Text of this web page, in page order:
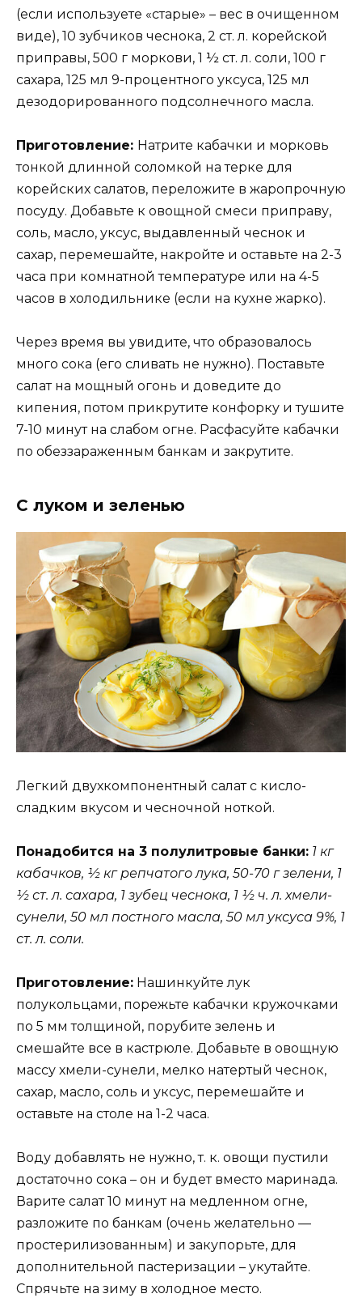
(если используете «старые» – вес в очищенном
виде), 10 зубчиков чеснока, 2 ст. л. корейской
приправы, 500 г моркови, 1 ½ ст. л. соли, 100 г
сахара, 125 мл 9-процентного уксуса, 125 мл
дезодорированного подсолнечного масла.
Приготовление: Натрите кабачки и морковь
тонкой длинной соломкой на терке для
корейских салатов, переложите в жаропрочную
посуду. Добавьте к овощной смеси приправу,
соль, масло, уксус, выдавленный чеснок и
сахар, перемешайте, накройте и оставьте на 2-3
часа при комнатной температуре или на 4-5
часов в холодильнике (если на кухне жарко).
Через время вы увидите, что образовалось
много сока (его сливать не нужно). Поставьте
салат на мощный огонь и доведите до
кипения, потом прикрутите конфорку и тушите
7-10 минут на слабом огне. Расфасуйте кабачки
по обеззараженным банкам и закрутите.
С луком и зеленью
Легкий двухкомпонентный салат с кисло-
сладким вкусом и чесночной ноткой.
Понадобится на 3 полулитровые банки: 1 кг
кабачков, ½ кг репчатого лука, 50-70 г зелени, 1
½ ст. л. сахара, 1 зубец чеснока, 1 ½ ч. л. хмели-
сунели, 50 мл постного масла, 50 мл уксуса 9%, 1
ст. л. соли.
Приготовление: Нашинкуйте лук
полукольцами, порежьте кабачки кружочками
по 5 мм толщиной, порубите зелень и
смешайте все в кастрюле. Добавьте в овощную
массу хмели-сунели, мелко натертый чеснок,
сахар, масло, соль и уксус, перемешайте и
оставьте на столе на 1-2 часа.
Воду добавлять не нужно, т. к. овощи пустили
достаточно сока – он и будет вместо маринада.
Варите салат 10 минут на медленном огне,
разложите по банкам (очень желательно —
простерилизованным) и закупорьте, для
дополнительной пастеризации – укутайте.
Спрячьте на зиму в холодное место.